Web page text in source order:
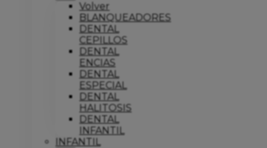
Volver
BLANQUEADORES
DENTAL
CEPILLOS
DENTAL
ENCIAS
DENTAL
ESPECIAL
DENTAL
HALITOSIS
DENTAL
INFANTIL
INFANTIL